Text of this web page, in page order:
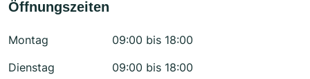
Öffnungszeiten
Montag
09:00 bis 18:00
Dienstag
09:00 bis 18:00